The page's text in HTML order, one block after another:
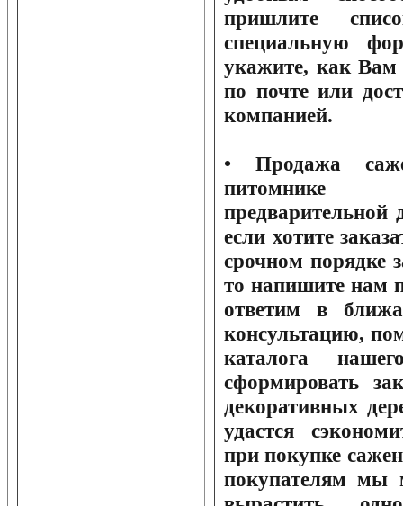
пришлите
специальную
укажите, как Вам
по почте или
компанией.
• Продажа
питомнике
предварительной
если хотите
срочном порядке
то напишите нам
ответим в
консультацию,
каталога
сформировать
декоративных
удастся
при покупке
покупателям мы